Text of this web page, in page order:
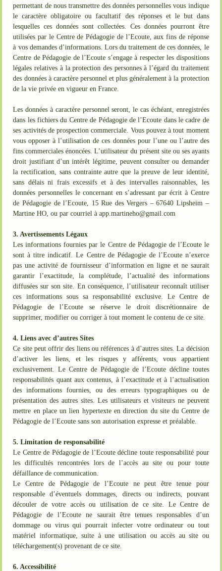
permettant de nous transmettre des données personnelles vous indique
le caractère obligatoire ou facultatif des réponses et le but dans
lesquelles ces données sont collectées. Ces données pourront être
utilisées par le Centre de Pédagogie de l’Ecoute, aux fins de réponse
à vos demandes d’informations. Lors du traitement de ces données, le
Centre de Pédagogie de l’Ecoute s’engage à respecter les dispositions
légales relatives à la protection des personnes à l’égard du traitement
des données à caractère personnel et plus généralement à la protection
de la vie privée en vigueur en France.
Les données à caractère personnel seront, le cas échéant, enregistrées
dans les fichiers du Centre de Pédagogie de l’Ecoute dans le cadre de
ses activités de prospection commerciale. Vous pouvez à tout moment
vous opposer à l’utilisation de ces données pour l’une ou l’autre des
fins commerciales énoncées. L’utilisateur du présent site ou ses ayants
droit justifiant d’un intérêt légitime, peuvent consulter ou demander
la rectification, sans contrainte autre que la preuve de leur identité,
sans délais ni frais excessifs et à des intervalles raisonnables, les
données personnelles le concernant en s’adressant par écrit à Centre
de Pédagogie de l’Ecoute, 15 Rue des Vergers – 67640 Lipsheim –
Martine HO, ou par courriel à app.martineho@gmail.com
3. Avertissements Légaux
Les informations fournies par le Centre de Pédagogie de l’Ecoute le
sont à titre indicatif. Le Centre de Pédagogie de l’Ecoute n’exerce
pas une activité de fournisseur d’information en ligne et ne saurait
garantir l’exactitude, la complétude, l’actualité des informations
diffusées sur son site. En conséquence, l’utilisateur reconnaît utiliser
ces informations sous sa responsabilité exclusive. Le Centre de
Pédagogie de l’Ecoute se réserve le droit discrétionnaire de
supprimer, modifier ou corriger à tout moment le contenu de ce site.
4. Liens avec d’autres Sites
Ce site peut offrir des liens ou références à d’autres sites. La décision
d’activer les liens, et les risques y afférents, vous appartient
exclusivement. Le Centre de Pédagogie de l’Ecoute décline toutes
responsabilités quant aux contenus, à l’exactitude et à l’actualisation
des informations fournies, ou des erreurs typographiques ou de
présentation des autres sites. Les utilisateurs et visiteurs ne peuvent
mettre en place un lien hypertexte en direction du site du Centre de
Pédagogie de l’Ecoute sans son autorisation expresse et préalable.
5. Limitation de responsabilité
Le Centre de Pédagogie de l’Ecoute décline toute responsabilité pour
les difficultés rencontrées lors de l’accès au site ou pour toute
défaillance de communication.
Le Centre de Pédagogie de l’Ecoute ne peut être tenue pour
responsable d’éventuels dommages, directs ou indirects, pouvant
découler de votre accès ou utilisation de ce site. Le Centre de
Pédagogie de l’Ecoute ne saurait être tenues responsables d’un
dommage ou virus qui pourrait infecter votre ordinateur ou tout
matériel informatique, suite à une utilisation ou accès au site ou
téléchargement(s) provenant de ce site.
6. Accessibilité